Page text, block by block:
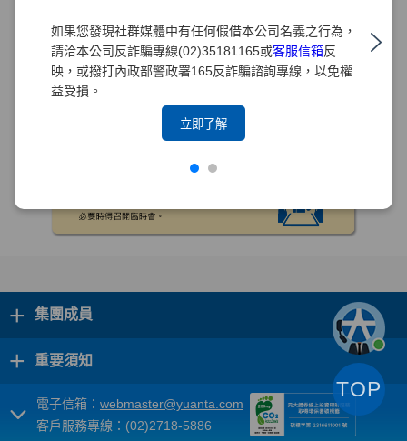
如果您發現社群媒體中有任何假借本公司名義之行為，
請洽本公司反詐騙專線(02)35181165或客服信箱反
映，或撥打內政部警政署165反詐騙諮詢專線，以免權
益受損。
立即了解
+ 集團成員
+ 重要須知
電子信箱： webmaster@yuanta.com
客戶服務專線：(02)2718-5886
TOP